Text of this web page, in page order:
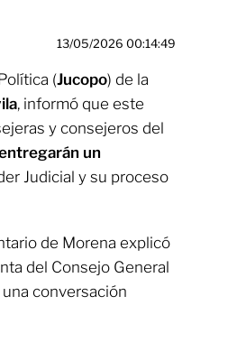
13/05/2026 00:14:49
(Jucopo) de la
, informó que este
y consejeros del
un
Judicial y su proceso
de Morena explicó
del Consejo General
una conversación